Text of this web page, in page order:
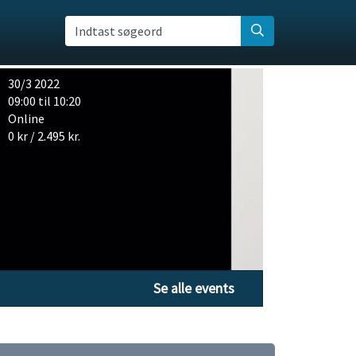
Indtast søgeord
30/3 2022
09:00 til 10:20
Online
0 kr / 2.495 kr.
Se alle events